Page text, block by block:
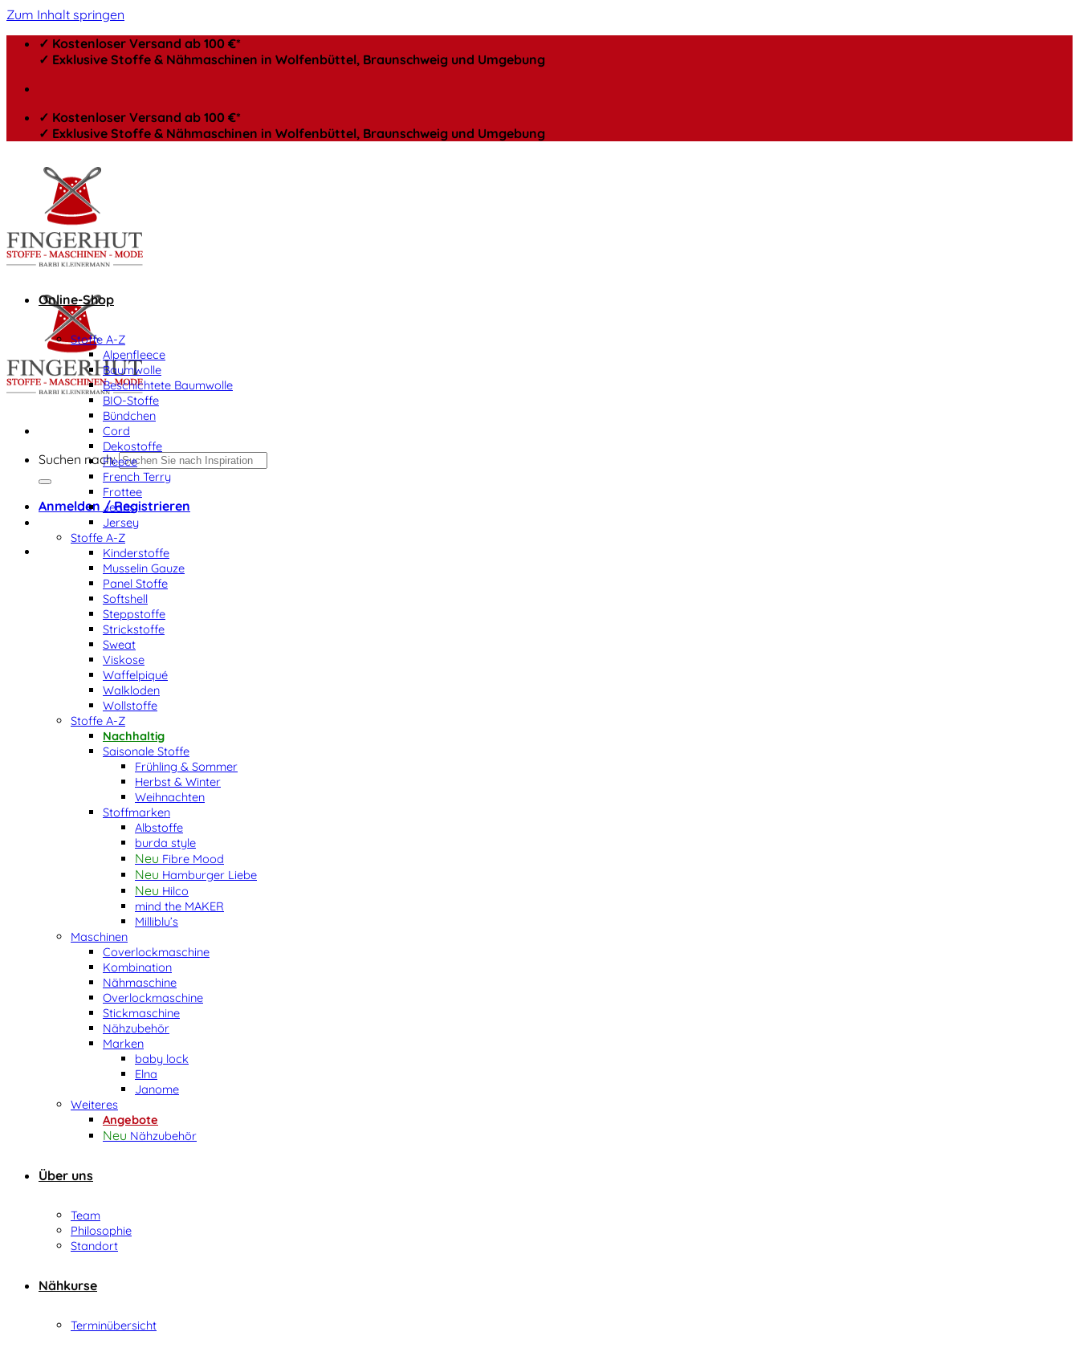
Zum Inhalt springen
✓ Kostenloser Versand ab 100 €*
✓ Exklusive Stoffe & Nähmaschinen in Wolfenbüttel, Braunschweig und Umgebung
✓ Kostenloser Versand ab 100 €*
✓ Exklusive Stoffe & Nähmaschinen in Wolfenbüttel, Braunschweig und Umgebung
Suchen nach:
Anmelden / Registrieren
Online-Shop
Stoffe A-Z
Alpenfleece
Baumwolle
Beschichtete Baumwolle
BIO-Stoffe
Bündchen
Cord
Dekostoffe
Fleece
French Terry
Frottee
Jeans
Jersey
Stoffe A-Z
Kinderstoffe
Musselin Gauze
Panel Stoffe
Softshell
Steppstoffe
Strickstoffe
Sweat
Viskose
Waffelpiqué
Walkloden
Wollstoffe
Stoffe A-Z
Nachhaltig
Saisonale Stoffe
Frühling & Sommer
Herbst & Winter
Weihnachten
Stoffmarken
Albstoffe
burda style
Fibre Mood
Hamburger Liebe
Hilco
mind the MAKER
Milliblu’s
Maschinen
Coverlockmaschine
Kombination
Nähmaschine
Overlockmaschine
Stickmaschine
Nähzubehör
Marken
baby lock
Elna
Janome
Weiteres
Angebote
Nähzubehör
Über uns
Team
Philosophie
Standort
Nähkurse
Terminübersicht